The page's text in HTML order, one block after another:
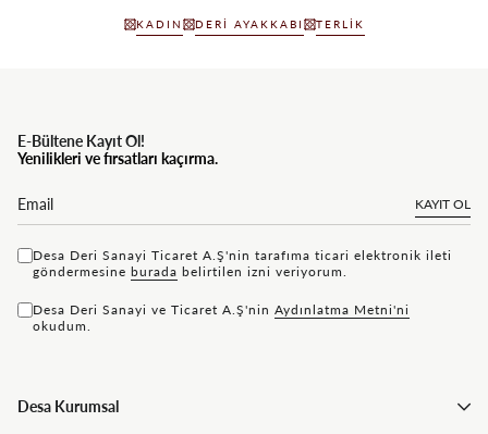
KADIN DERI AYAKKABI TERLIK
E-Bültene Kayıt Ol!
Yenilikleri ve fırsatları kaçırma.
KAYIT OL
Desa Deri Sanayi Ticaret A.Ş'nin tarafıma ticari elektronik ileti
göndermesine bu rada belirtilen izni veriyorum.
Desa Deri Sanayi ve Ticaret A.Ş'nin Aydınlatma Metni'ni
okudum.
Desa Kurumsal